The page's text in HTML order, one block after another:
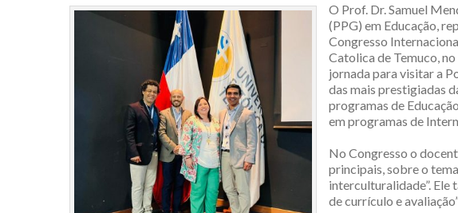
O Prof. Dr. Samuel
(PPG) em Educação,
Congresso
Catolica de Temuco,
jornada para visitar a
das mais prestigiadas
programas de
em programas de
No Congresso o
principais, sobre o
interculturalidade”. Ele
de currículo e